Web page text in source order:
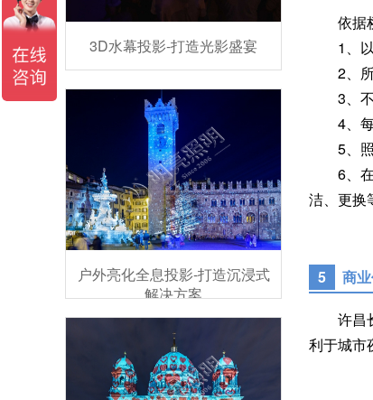
依据桥
1、以
2、所
3、不
4、每
5、照
6、在
洁、更换
5 商
许昌长
利于城市
3D水幕投影-打造光影盛宴
户外亮化全息投影-打造沉浸式
解决方案